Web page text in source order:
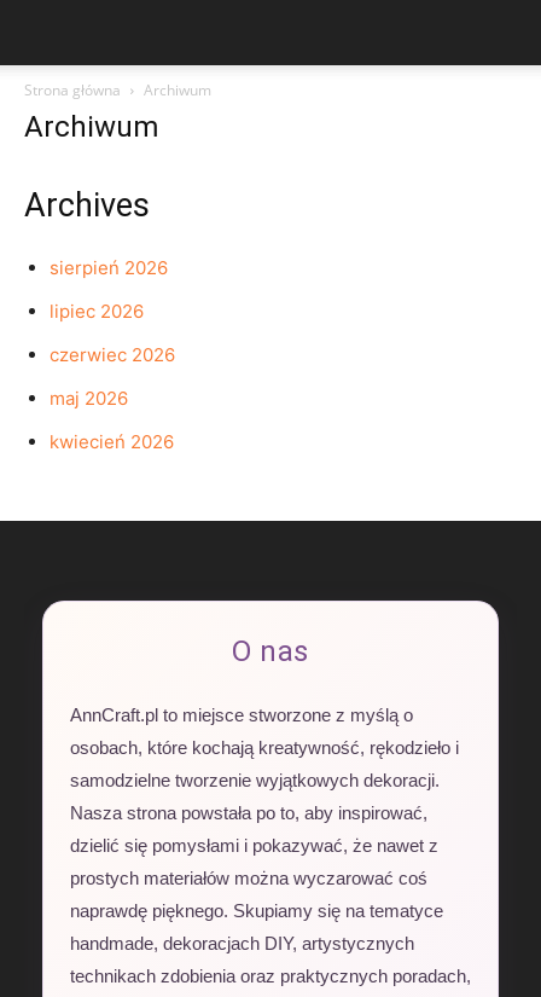
Strona główna Archiwum
Archiwum
Archives
sierpień 2026
lipiec 2026
czerwiec 2026
maj 2026
kwiecień 2026
O nas
AnnCraft.pl to miejsce stworzone z myślą o
osobach, które kochają kreatywność, rękodzieło i
samodzielne tworzenie wyjątkowych dekoracji.
Nasza strona powstała po to, aby inspirować,
dzielić się pomysłami i pokazywać, że nawet z
prostych materiałów można wyczarować coś
naprawdę pięknego. Skupiamy się na tematyce
handmade, dekoracjach DIY, artystycznych
technikach zdobienia oraz praktycznych poradach,